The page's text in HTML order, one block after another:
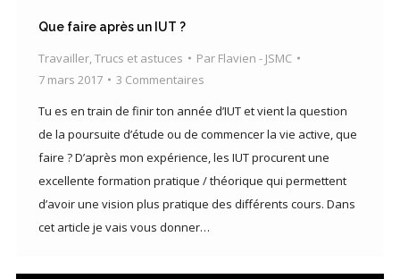
Que faire après un IUT ?
Travailler, Trucs et astuces Par Flavien - JSMC
7 mars 2017
3 Commentaires
Tu es en train de finir ton année d’IUT et vient la question
de la poursuite d’étude ou de commencer la vie active, que
faire ? D’après mon expérience, les IUT procurent une
excellente formation pratique / théorique qui permettent
d’avoir une vision plus pratique des différents cours. Dans
cet article je vais vous donner…